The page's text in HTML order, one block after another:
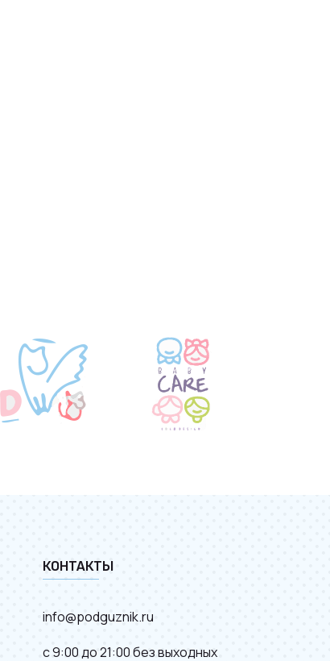
КОНТАКТЫ
info@podguznik.ru
с 9:00 до 21:00 без выходных